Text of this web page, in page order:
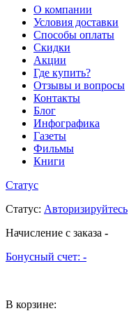
О компании
Условия доставки
Способы оплаты
Скидки
Акции
Где купить?
Отзывы и вопросы
Контакты
Блог
Инфографика
Газеты
Фильмы
Книги
Статус
Статус: Авторизируйтесь
Начисление с заказа -
Бонусный счет: -
В корзине: